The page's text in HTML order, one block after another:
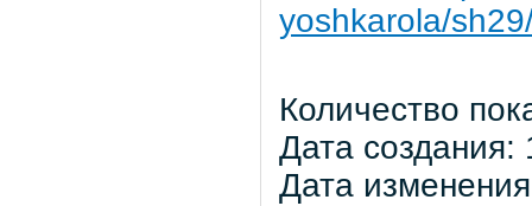
yoshkarola/
Количество
Дата
Дата